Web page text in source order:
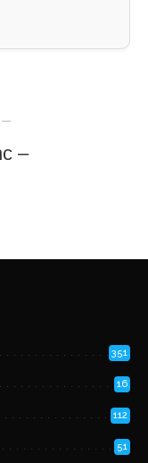
351
16
112
51